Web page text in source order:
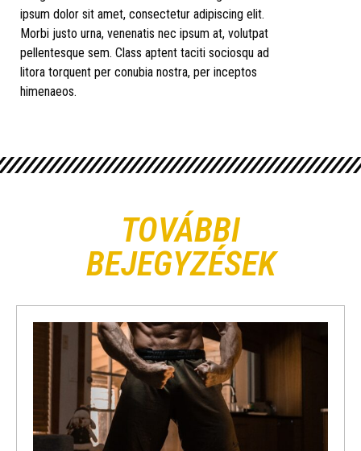
ipsum dolor sit amet, consectetur adipiscing elit.
Morbi justo urna, venenatis nec ipsum at, volutpat
pellentesque sem. Class aptent taciti sociosqu ad
litora torquent per conubia nostra, per inceptos
himenaeos.
TOVÁBBI
BEJEGYZÉSEK